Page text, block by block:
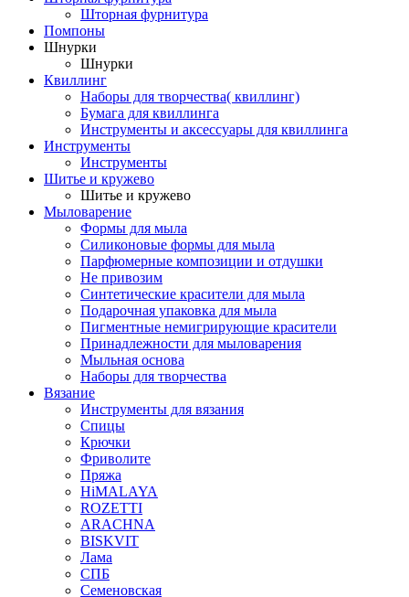
Шторная фурнитура
Помпоны
Шнурки
Шнурки
Квиллинг
Наборы для творчества( квиллинг)
Бумага для квиллинга
Инструменты и аксессуары для квиллинга
Инструменты
Инструменты
Шитье и кружево
Шитье и кружево
Мыловарение
Формы для мыла
Силиконовые формы для мыла
Парфюмерные композиции и отдушки
Не привозим
Синтетические красители для мыла
Подарочная упаковка для мыла
Пигментные немигрирующие красители
Принадлежности для мыловарения
Мыльная основа
Наборы для творчества
Вязание
Инструменты для вязания
Спицы
Крючки
Фриволите
Пряжа
HiMALAYA
ROZETTI
ARACHNA
BISKVIT
Лама
СПБ
Семеновская